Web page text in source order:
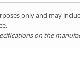
premium, având un
calitate fotografică
Să fie poate
only and may
on the